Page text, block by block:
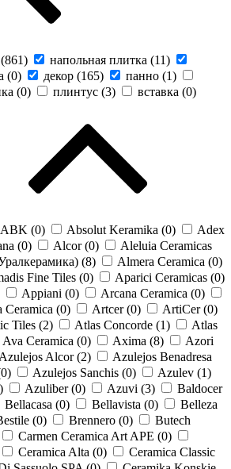
861) напольная плитка (11)
(0) декор (165) панно (1)
(0) плинтус (3) вставка (0)
ABK (0) Absolut Keramika (0)
Adex
(0) Alcor (0)
Aleluia Ceramicas
(8) Almera Ceramica (0)
Fine Tiles (0) Aparici Ceramicas (0)
Appiani (0) Arcana Ceramica (0)
Ceramica (0) Artcer (0) ArtiCer (0)
Tiles (2) Atlas Concorde (1)
Atlas
Ava Ceramica (0) Axima (8)
Azori
Azulejos Alcor (2)
Azulejos Benadresa
0) Azulejos Sanchis (0) Azulev (1)
) Azuliber (0) Azuvi (3)
Baldocer
Bellacasa (0) Bellavista (0)
Belleza
(0) Brennero (0)
Butech
Carmen Ceramica Art APE (0)
Ceramica Alta (0)
Ceramica Classic